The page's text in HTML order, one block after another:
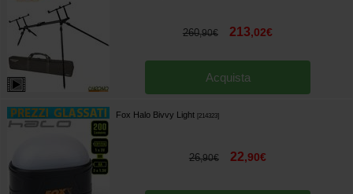
260,90€ 213,02€
Acquista
Fox Halo Bivvy Light 214323]
26,90€ 22,90€